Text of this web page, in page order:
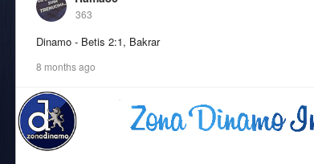
363
Dinamo - Betis 2:1, Bakrar
8 months ago